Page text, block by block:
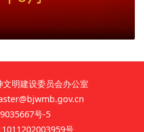
明建设委员会办公室
号-5
号